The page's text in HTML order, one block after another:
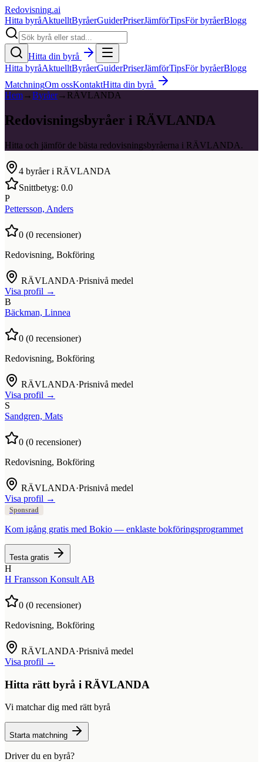
Redovisning.ai
Hitta byråAktuelltByråerGuiderPriserJämförTipsFör byråerBlogg
Hitta din byrå
Hitta byråAktuelltByråerGuiderPriserJämförTipsFör byråerBlogg
MatchningOm ossKontaktHitta din byrå
Hem→Byråer→ RÄVLANDA
Redovisningsbyråer i RÄVLANDA
Hitta och jämför de bästa redovisningsbyråerna i RÄVLANDA.
4 byråer i RÄVLANDA
Snittbetyg: 0.0
P
Pettersson, Anders
0 (0 recensioner)
Redovisning, Bokföring
RÄVLANDA·Prisnivå medel
Visa profil →
B
Bäckman, Linnea
0 (0 recensioner)
Redovisning, Bokföring
RÄVLANDA·Prisnivå medel
Visa profil →
S
Sandgren, Mats
0 (0 recensioner)
Redovisning, Bokföring
RÄVLANDA·Prisnivå medel
Visa profil →
Sponsrad
Kom igång gratis med Bokio — enklaste bokföringsprogrammet
Testa gratis
H
H Fransson Konsult AB
0 (0 recensioner)
Redovisning, Bokföring
RÄVLANDA·Prisnivå medel
Visa profil →
Hitta rätt byrå i RÄVLANDA
Vi matchar dig med rätt byrå
Starta matchning
Driver du en byrå?